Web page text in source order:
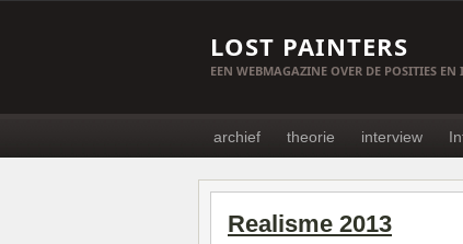
LOST PAINTERS
EEN WEBMAGAZINE OVER DE POSITIES
archief theorie interview
Realisme 2013